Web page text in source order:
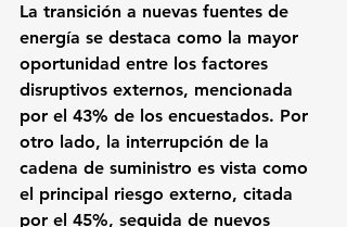
La transición a nuevas fuentes de
energía se destaca como la mayor
oportunidad entre los factores
disruptivos externos, mencionada
por el 43% de los encuestados. Por
otro lado, la interrupción de la
cadena de suministro es vista como
el principal riesgo externo, citada
por el 45%, seguida de nuevos